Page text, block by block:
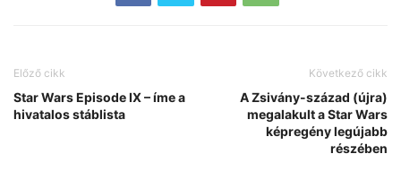
Előző cikk
Star Wars Episode IX – íme a
hivatalos stáblista
Következő cikk
A Zsivány-század (újra)
megalakult a Star Wars
képregény legújabb
részében